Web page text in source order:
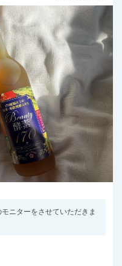
ニターをさせていただきま